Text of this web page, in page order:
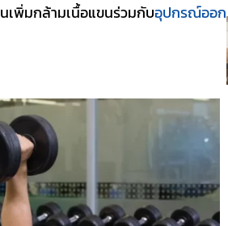
เพิ่มกล้ามเนื้อแขนร่วมกับอุปกรณ์ออก